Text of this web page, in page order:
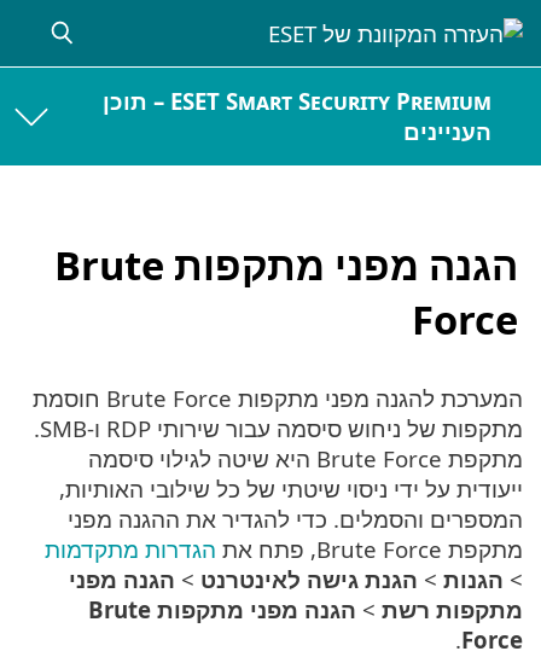
ESET Smart Security Premium – תוכן
העניינים
הגנה מפני מתקפות Brute
Force
המערכת להגנה מפני מתקפות Brute Force חוסמת
מתקפות של ניחוש סיסמה עבור שירותי RDP ו-SMB.
מתקפת Brute Force היא שיטה לגילוי סיסמה
ייעודית על ידי ניסוי שיטתי של כל שילובי האותיות,
המספרים והסמלים. כדי להגדיר את ההגנה מפני
מתקפת Brute Force, פתח את
הגדרות מתקדמות
> הגנות > הגנת גישה לאינטרנט > הגנה מפני
מתקפות רשת >
הגנה מפני מתקפות Brute
Force
.